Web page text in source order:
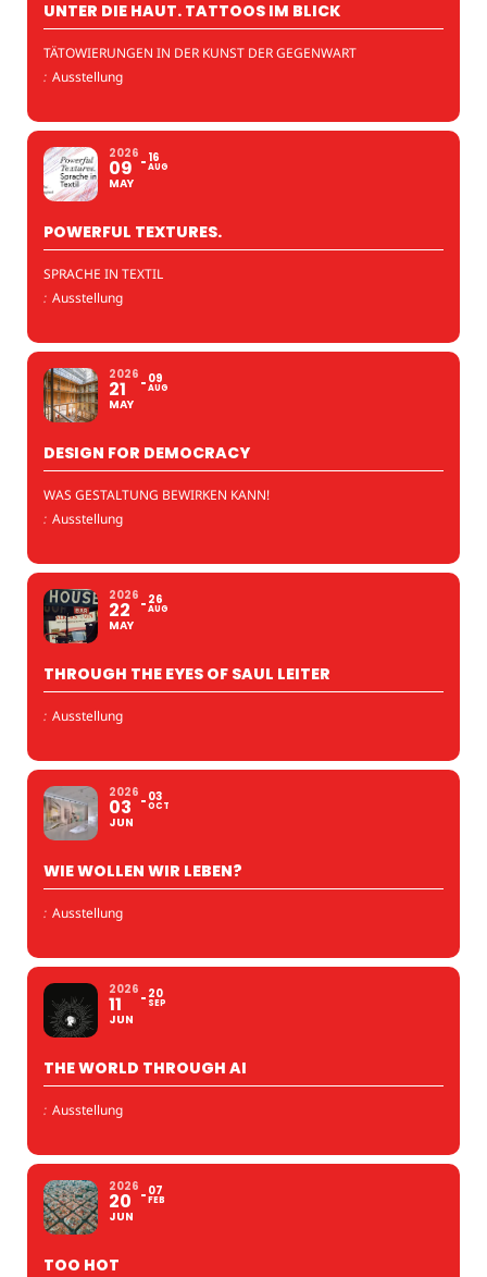
UNTER DIE HAUT. TATTOOS IM BLICK
TÄTOWIERUNGEN IN DER KUNST DER GEGENWART
: Ausstellung
2026
09
MAY
16
AUG
POWERFUL TEXTURES.
SPRACHE IN TEXTIL
: Ausstellung
2026
21
MAY
09
AUG
DESIGN FOR DEMOCRACY
WAS GESTALTUNG BEWIRKEN KANN!
: Ausstellung
2026
22
MAY
26
AUG
THROUGH THE EYES OF SAUL LEITER
: Ausstellung
2026
03
JUN
03
OCT
WIE WOLLEN WIR LEBEN?
: Ausstellung
2026
11
JUN
20
SEP
THE WORLD THROUGH AI
: Ausstellung
2026
20
JUN
07
FEB
TOO HOT